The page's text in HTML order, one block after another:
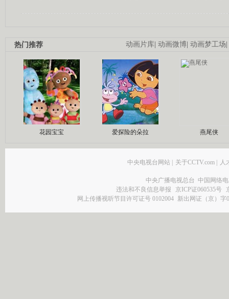
动画片库 动画微博 动画梦工场
热门推荐
花园宝宝 爱探险的朵拉 燕尾侠
中央电视台网站 关于CCTV.com 人
中央广播电视总台 中国网络
违法和不良信息举报
京ICP证060535号
网上传播视听节目许可证号 0102004 新出网证（京）